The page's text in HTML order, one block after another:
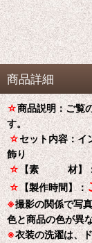
商品詳細
☆商品説明：ご覧
す。
☆セット内容：イ
飾り
☆【素 材】：
☆【製作時間】：
※撮影の関係で写
色と商品の色が異
※衣装の洗濯は、